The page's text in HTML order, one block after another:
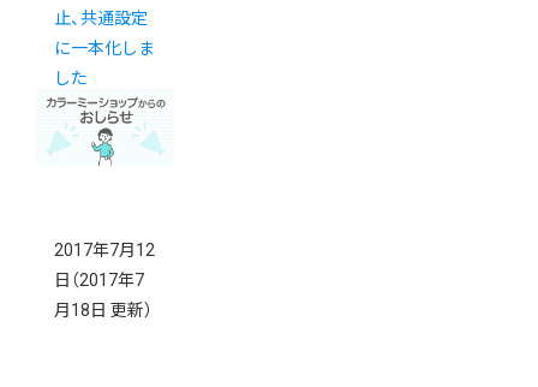
止、共通設定
に一本化しま
した
2017年7月12
日 （2017年7
月18日 更新）